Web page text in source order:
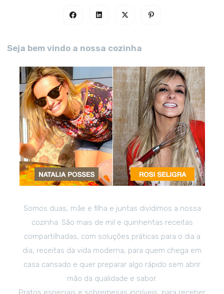
Seja bem vindo a nossa cozinha
Somos duas, mãe e filha e juntas dividimos a nossa
cozinha. São mais de mil e quinhentas receitas
compartilhadas, com soluções práticas para o dia a
dia, receitas da vida moderna, para quem chega em
casa cansado e quer preparar algo rápido sem abrir
mão da qualidade e sabor.